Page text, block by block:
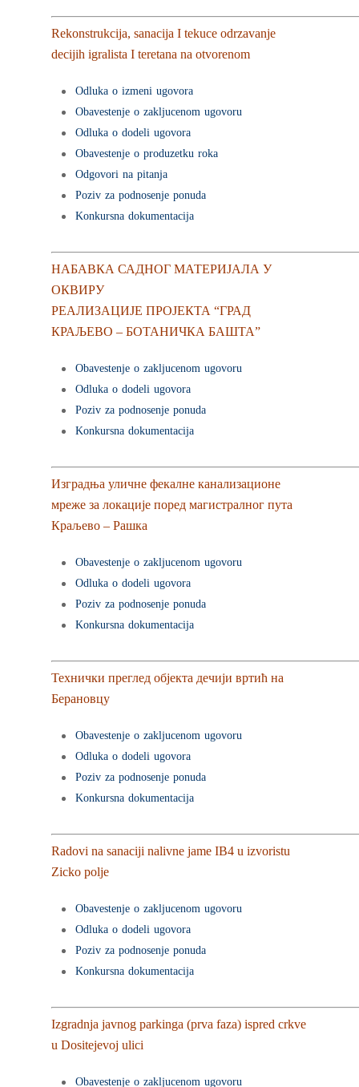
Rekonstrukcija, sanacija I tekuce odrzavanje
decijih igralista I teretana na otvorenom
Odluka o izmeni ugovora
Obavestenje o zakljucenom ugovoru
Odluka o dodeli ugovora
Obavestenje o produzetku roka
Odgovori na pitanja
Poziv za podnosenje ponuda
Konkursna dokumentacija
НАБАВКА САДНОГ МАТЕРИЈАЛА У
ОКВИРУ
РЕАЛИЗАЦИЈЕ ПРОЈЕКТА “ГРАД
КРАЉЕВО – БОТАНИЧКА БАШТА”
Obavestenje o zakljucenom ugovoru
Odluka o dodeli ugovora
Poziv za podnosenje ponuda
Konkursna dokumentacija
Изградња уличне фекалне канализационе
мреже за локације поред магистралног пута
Краљево – Рашка
Obavestenje o zakljucenom ugovoru
Odluka o dodeli ugovora
Poziv za podnosenje ponuda
Konkursna dokumentacija
Технички преглед објекта дечији вртић на
Берановцу
Obavestenje o zakljucenom ugovoru
Odluka o dodeli ugovora
Poziv za podnosenje ponuda
Konkursna dokumentacija
Radovi na sanaciji nalivne jame IB4 u izvoristu
Zicko polje
Obavestenje o zakljucenom ugovoru
Odluka o dodeli ugovora
Poziv za podnosenje ponuda
Konkursna dokumentacija
Izgradnja javnog parkinga (prva faza) ispred crkve
u Dositejevoj ulici
Obavestenje o zakljucenom ugovoru
Početna
Delatnost preduzeća
poslove
Služba za pravne i